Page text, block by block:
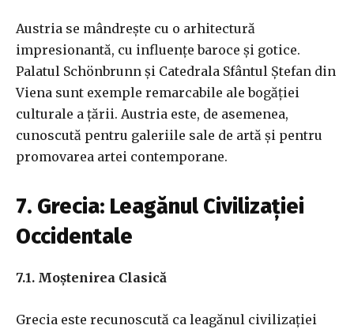
Austria se mândrește cu o arhitectură
impresionantă, cu influențe baroce și gotice.
Palatul Schönbrunn și Catedrala Sfântul Ștefan din
Viena sunt exemple remarcabile ale bogăției
culturale a țării. Austria este, de asemenea,
cunoscută pentru galeriile sale de artă și pentru
promovarea artei contemporane.
7. Grecia: Leagănul Civilizației
Occidentale
7.1. Moștenirea Clasică
Grecia este recunoscută ca leagănul civilizației